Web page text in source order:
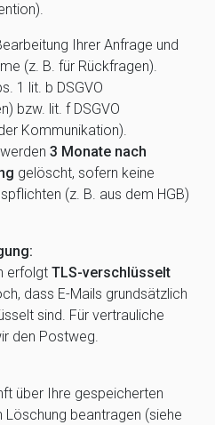
Ihrer Anfrage und
(z. B. für Rückfragen).
1 lit. b DSGVO
bzw. lit. f DSGVO
Kommunikation).
3 Monate nach
gelöscht, sofern keine
(z. B. aus dem HGB)
erfolgt TLS-verschlüsselt
dass E-Mails grundsätzlich
sind. Für vertrauliche
den Postweg.
über Ihre gespeicherten
beantragen (siehe